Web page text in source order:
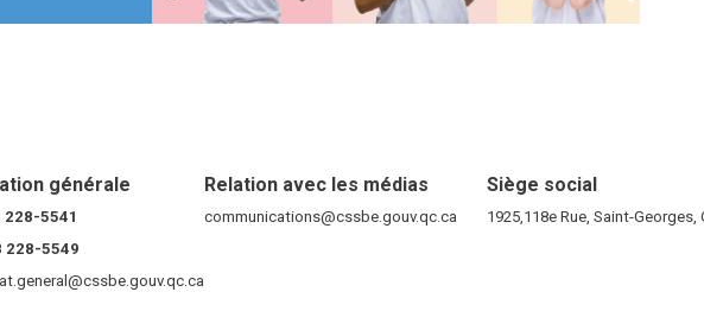
NOUVELLE FENÊTRE)
DANS UNE NOUVELLE FENÊTRE)
générale
228-5541
228-5549
Relation avec les médias
communications@cssbe.gouv.qc.ca (ce lien ouvre dans une nouvelle
Siège social
1925,118e Rue, Saint-Georges,